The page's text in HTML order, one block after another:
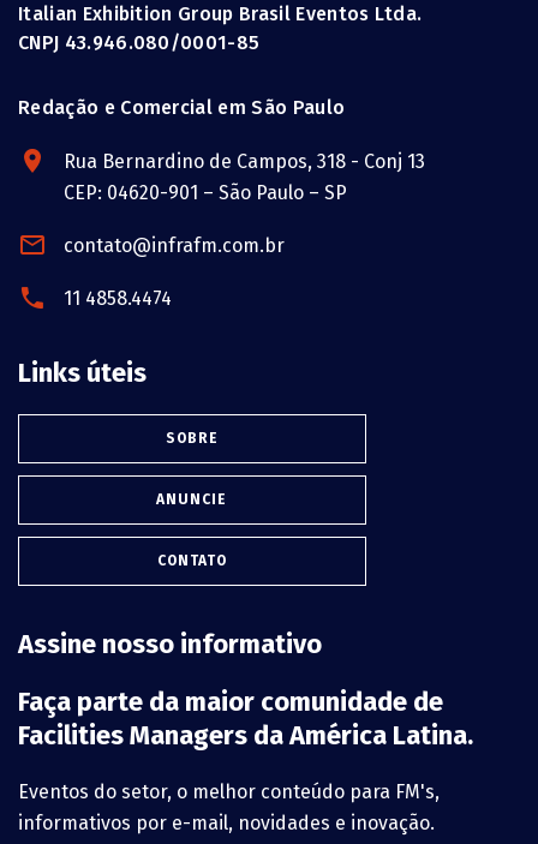
Italian Exhibition Group Brasil Eventos Ltda.
CNPJ 43.946.080/0001-85
Redação e Comercial em São Paulo
Rua Bernardino de Campos, 318 - Conj 13
CEP: 04620-901 – São Paulo – SP
contato@infrafm.com.br
11 4858.4474
Links úteis
SOBRE
ANUNCIE
CONTATO
Assine nosso informativo
Faça parte da maior comunidade de
Facilities Managers da América Latina.
Eventos do setor, o melhor conteúdo para FM's,
informativos por e-mail, novidades e inovação.